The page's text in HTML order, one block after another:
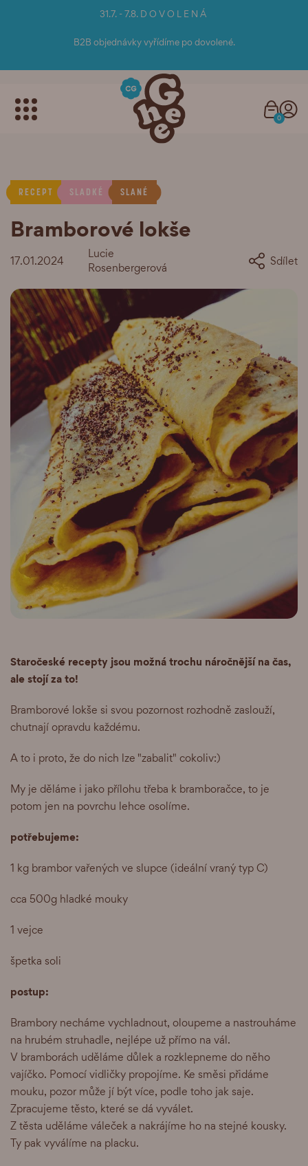
31.7. - 7.8. D O V O L E N Á
B2B objednávky vyřídíme po dovolené.
0
RECEPT SLADKÉ SLANÉ
Bramborové lokše
17.01.2024
Lucie
Rosenbergerová
Sdílet
Staročeské recepty jsou možná trochu náročnější na čas,
ale stojí za to!
Bramborové lokše si svou pozornost rozhodně zaslouží,
chutnají opravdu každému.
A to i proto, že do nich lze "zabalit" cokoliv:)
My je děláme i jako přílohu třeba k bramboračce, to je
potom jen na povrchu lehce osolíme.
potřebujeme:
1 kg brambor vařených ve slupce (ideální vraný typ C)
cca 500g hladké mouky
1 vejce
špetka soli
postup:
Brambory necháme vychladnout, oloupeme a nastrouháme
na hrubém struhadle, nejlépe už přímo na vál.
V bramborách uděláme důlek a rozklepneme do něho
vajíčko. Pomocí vidličky propojíme. Ke směsi přidáme
mouku, pozor může jí být více, podle toho jak saje.
Zpracujeme těsto, které se dá vyválet.
Z těsta uděláme váleček a nakrájíme ho na stejné kousky.
Ty pak vyválíme na placku.